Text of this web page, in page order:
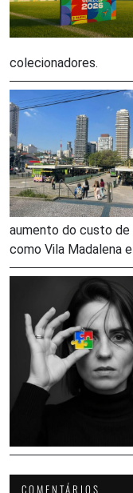
colecionadores.
aumento do custo de
como Vila Madalena
COMENTÁRIOS